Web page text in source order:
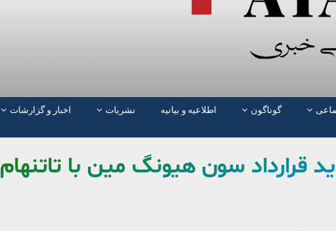
گوناگون اطلاعیه و بیانیه نشریات اخبار و گزارشات
قرارداد سون هیونگ مین با تاتنهام